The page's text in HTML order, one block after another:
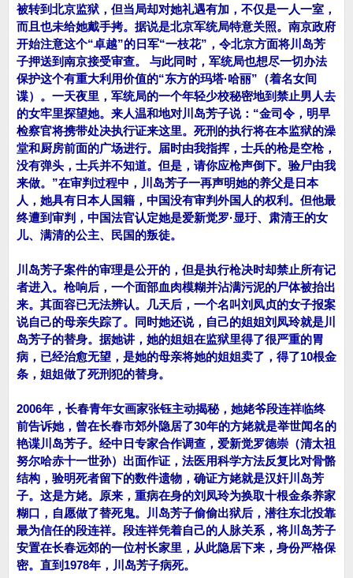
被转到北京监狱，但当局却对她礼遇有加，不仅是一人一室，
而且也未给她戴手拷。据说是北京军统局特意关照。南京政府
开始注意这个“卓越”的日军“一枝花”，令北京方面将川岛芳
子押送到南京接受审查。 与此同时，军统局也想尽一切办法
保护这个有重大利用价值的“东方的玛塔·哈丽”（着名女间
谍）。一天夜里，军统局的一个年轻少校秘密地到禁止男人去
的女牢里探望她。来人温和地对川岛芳子说：“金司令，明早
检察官将携带处决执行证来这里。死刑的执行将在本监狱的澡
堂和厨房前面的广场进行。届时由我指挥，士兵的枪是空枪，
没有弹头，士兵并不知道。但是，请你应枪声倒下。验尸由我
来做。”在审判过程中，川岛芳子一再声明她的养父是日本
人，她具有日本人国籍，中国没有审判外国人的权利。但他最
终遭到审判，中国法官认定她是爱新觉罗·显玗、肃清王的女
儿、满清的公主、民国的叛徒。
川岛芳子案件的审理是公开的，但是执行枪决时却禁止所有记
者进入。枪响后，一个面部血肉模糊并沾满污泥的尸体被抬出
来。其面容已无法辨认。几天后，一个名叫刘凤贞的女子报案
说自己的母亲失踪了。同时她还说，自己的姐姐刘凤玲就是川
岛芳子的替身。据她讲，她的姐姐在监狱里得了很严重的胃
病，已经治愈无望，是她的母亲将她的姐姐卖了，得了10根金
条，姐姐做了死刑犯的替身。
2006年，长春青年女画家张钰主动揭秘，她姥爷段连祥临终
前告诉她，曾在长春市郊外隐居了30年的方姥就是举世闻名的
艳谍川岛芳子。经中日专家合作调查，爱新觉罗德崇（清太祖
努尔哈赤十一世孙）出面作证，法医用科学方法反复比对骨骼
结构，验明死者留下的数件遗物，确证方姥就是汉奸川岛芳
子。这是方姥。原来，重病在身的刘凤玲为换取十根金条养家
糊口，自愿做了替死鬼。川岛芳子偷偷出狱后，潜往东北投靠
最为信任的段连祥。段连祥凭着自己的人脉关系，将川岛芳子
安置在长春远郊的一位村长家里，从此隐居下来，身份严格保
密。直到1978年，川岛芳子病死。